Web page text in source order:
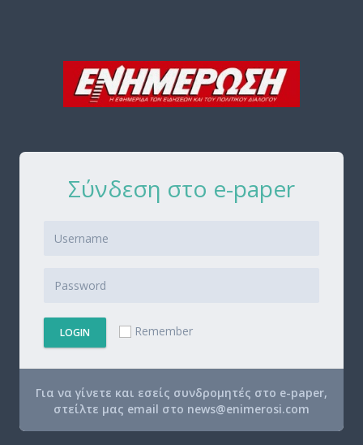
Σύνδεση στο e-paper
LOGIN Remember
Για να γίνετε και εσείς συνδρομητές στο e-paper,
στείλτε μας email στο news@enimerosi.com